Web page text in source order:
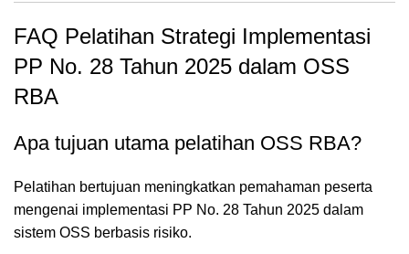
FAQ Pelatihan Strategi Implementasi
PP No. 28 Tahun 2025 dalam OSS
RBA
Apa tujuan utama pelatihan OSS RBA?
Pelatihan bertujuan meningkatkan pemahaman peserta
mengenai implementasi PP No. 28 Tahun 2025 dalam
sistem OSS berbasis risiko.